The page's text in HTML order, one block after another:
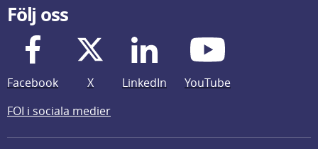
Följ oss
Facebook X LinkedIn
YouTube
FOI i sociala medier